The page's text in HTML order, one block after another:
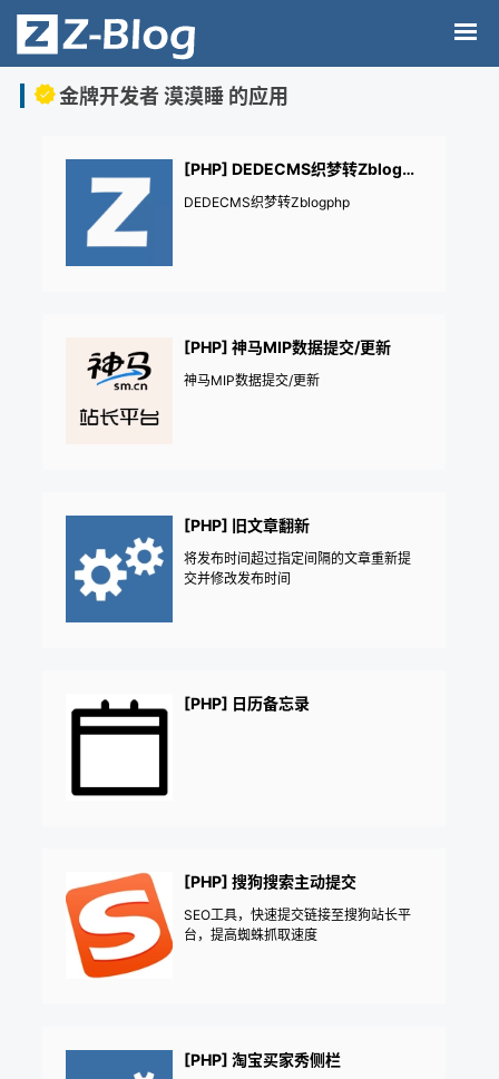
金牌开发者 漠漠睡 的应用
[PHP] DEDECMS织梦转Zblogphp
DEDECMS织梦转Zblogphp
[PHP] 神马MIP数据提交/更新
神马MIP数据提交/更新
[PHP] 旧文章翻新
将发布时间超过指定间隔的文章重新提
交并修改发布时间
[PHP] 日历备忘录
[PHP] 搜狗搜索主动提交
SEO工具，快速提交链接至搜狗站长平
台，提高蜘蛛抓取速度
[PHP] 淘宝买家秀侧栏